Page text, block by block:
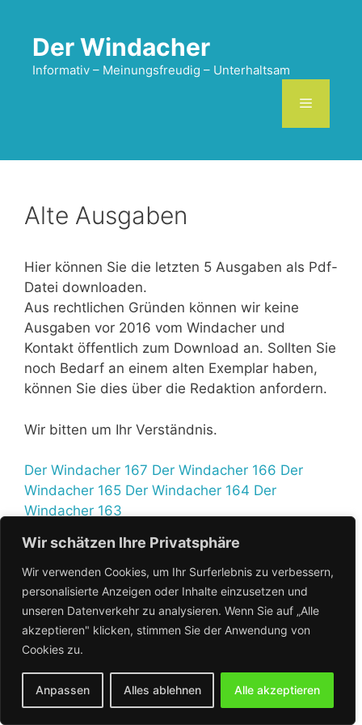
Wir schätzen Ihre Privatsphäre
Wir verwenden Cookies, um Ihr Surferlebnis zu verbessern,
personalisierte Anzeigen oder Inhalte einzusetzen und
unseren Datenverkehr zu analysieren. Wenn Sie auf „Alle
akzeptieren" klicken, stimmen Sie der Anwendung von
Cookies zu.
Anpassen Alles ablehnen Alle akzeptieren
springenDer Windacher
Informativ – Meinungsfreudig – Unterhaltsam
Alte Ausgaben
Hier können Sie die letzten 5 Ausgaben als Pdf-
Datei downloaden.
Aus rechtlichen Gründen können wir keine
Ausgaben vor 2016 vom Windacher und
Kontakt öffentlich zum Download an. Sollten Sie
noch Bedarf an einem alten Exemplar haben,
können Sie dies über die Redaktion anfordern.
Wir bitten um Ihr Verständnis.
Der Windacher 167 Der Windacher 166 Der
Windacher 165 Der Windacher 164 Der
Windacher 163